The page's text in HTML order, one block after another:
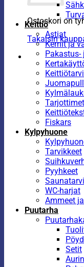
Ostoskori on
Takaisin
Keittiö
Astiat
Kernit ja
Fiskars
Kylpyhuone
Tarvikkeet
Pyyhkeet
WC-harjat
Ammeet
Puutarha
Setit